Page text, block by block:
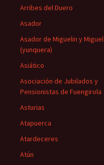
Arribes del Duero
Asador
Asador de Miguelin y Miguel
(yunquera)
Asiático
Asociación de Jubilados y
Pensionistas de Fuengirola
Asturias
Atapuerca
Atardeceres
Atún